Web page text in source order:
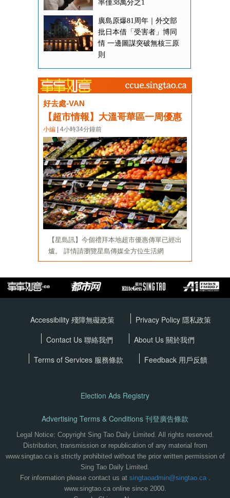
Accessibility 殘障無礙政策 Privacy Policy 隱私政策
Contact Us 聯絡我們
About Us 關於我們
Terms of Services 服務條款 Feedback 用戶反饋
Election Ads Registry
Advertising Terms & Conditions 刊登廣告條款
Legal Notice: Copyright Sing Tao Daily Limited. All rights reserved.
Distribution, transmission or republication of any material from
www.singtao.ca is strictly prohibited without the prior written permission of
Sing Tao Daily Limited.
For information please contact us at singtaoadmin@singtao.ca.
www.singtao.ca online since 2000.